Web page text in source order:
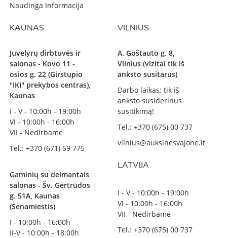
Naudinga Informacija
KAUNAS
Juvelyrų dirbtuvės ir
salonas - Kovo 11 -
osios g. 22 (Girstupio
"IKI" prekybos centras),
Kaunas
I - V - 10:00h - 19:00h
VI - 10:00h - 16:00h
VII - Nedirbame
Tel.: +370 (671) 59 775
Gaminių su deimantais
salonas - Šv. Gertrūdos
g. 51A, Kaunas
(Senamiestis)
I - 10:00h - 16:00h
II-V - 10:00h - 18:00h
VILNIUS
A. Goštauto g. 8,
Vilnius (vizitai tik iš
anksto susitarus)
Darbo laikas: tik iš
anksto susiderinus
susitikimą!
Tel.: +370 (675) 00 737
vilnius@auksinesvajone.lt
LATVIJA
I - V - 10:00h - 19:00h
VI - 10:00h - 16:00h
VII - Nedirbame
Tel.: +370 (675) 00 737